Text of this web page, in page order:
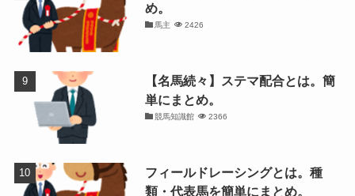
め。
馬主 2426
【名馬続々】ステマ配合とは。簡
単にまとめ。
競馬知識館 2366
フィールドレーシングとは。種
類・代表馬を簡単にまとめ。